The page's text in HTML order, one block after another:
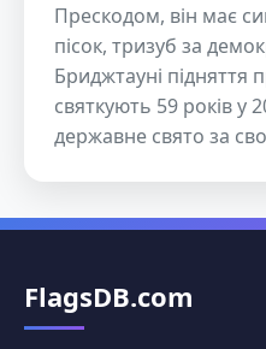
Прескодом, він має
пісок, тризуб за
Бриджтауні підняття
святкують 59 років у
державне свято за
FlagsDB.com